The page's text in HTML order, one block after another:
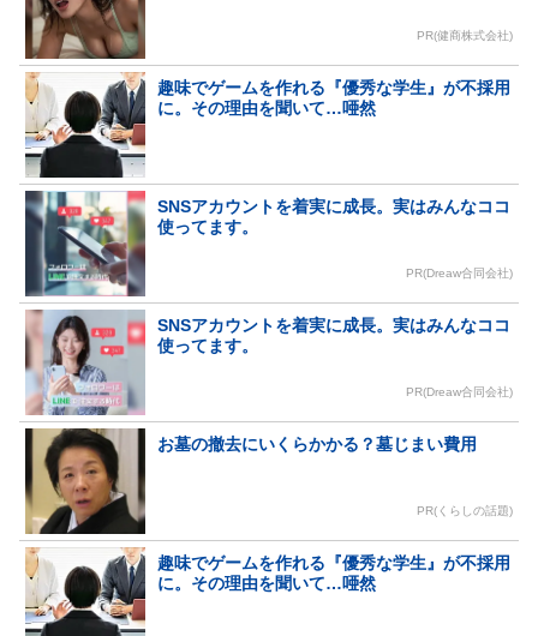
PR(健商株式会社)
趣味でゲームを作れる『優秀な学生』が不採用
に。その理由を聞いて…唖然
SNSアカウントを着実に成長。実はみんなココ
使ってます。
PR(Dreaw合同会社)
SNSアカウントを着実に成長。実はみんなココ
使ってます。
PR(Dreaw合同会社)
お墓の撤去にいくらかかる？墓じまい費用
PR(くらしの話題)
趣味でゲームを作れる『優秀な学生』が不採用
に。その理由を聞いて…唖然